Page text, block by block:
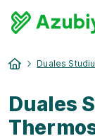
Duales
Duales